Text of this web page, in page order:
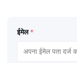
ईमेल *